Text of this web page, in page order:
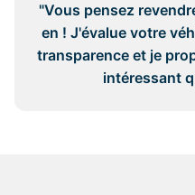
"Vous pensez
en ! J'évalue votre
transparence et je
intéressant